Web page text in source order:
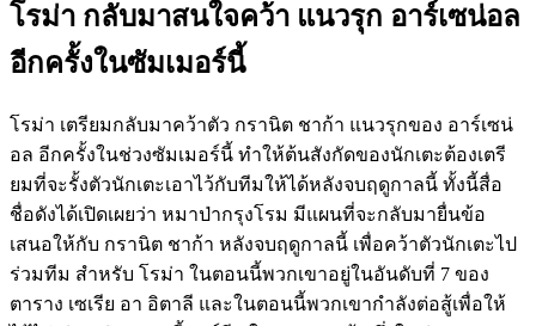
โรม่า กลับมาสนใจคว้า แนวรุก อาร์เซน่อล
อีกครั้งในซัมเมอร์นี้
โรม่า เตรียมกลับมาคว้าตัว กรานิต ชาก้า แนวรุกของ อาร์เซน่
อล อีกครั้งในช่วงซัมเมอร์นี้ ทำให้ต้นสังกัดของนักเตะต้องเตรี
ยมที่จะรั้งตัวนักเตะเอาไว้กับทีมให้ได้หลังจบฤดูกาลนี้ ทั้งนี้สื่อ
ชื่อดังได้เปิดเผยว่า หมาป่ากรุงโรม มีแผนที่จะกลับมายื่นข้อ
เสนอให้กับ กรานิต ชาก้า หลังจบฤดูกาลนี้ เพื่อคว้าตัวนักเตะไป
ร่วมทีม สำหรับ โรม่า ในตอนนี้พวกเขาอยู่ในอันดับที่ 7 ของ
ตาราง เซเรีย อา อิตาลี และในตอนนี้พวกเขากำลังต่อสู้เพื่อให้